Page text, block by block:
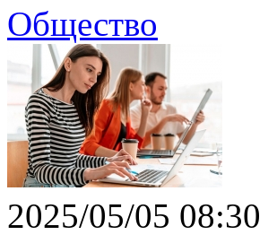
Общество
2025/05/05 08:30